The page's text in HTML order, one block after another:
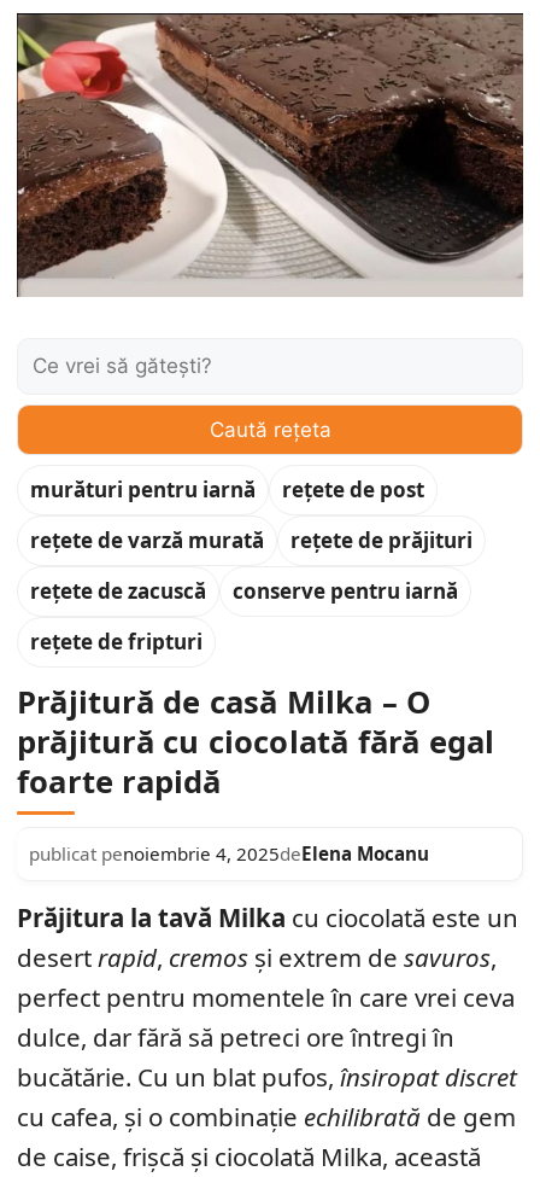
Caută:
Caută rețeta
murături pentru iarnă
rețete de post
rețete de varză murată
rețete de prăjituri
rețete de zacuscă
conserve pentru iarnă
rețete de fripturi
Prăjitură de casă Milka – O
prăjitură cu ciocolată fără egal
foarte rapidă
publicat penoiembrie 4, 2025deElena Mocanu
Prăjitura la tavă Milka cu ciocolată este un
desert rapid, cremos și extrem de savuros,
perfect pentru momentele în care vrei ceva
dulce, dar fără să petreci ore întregi în
bucătărie. Cu un blat pufos, însiropat discret
cu cafea, și o combinație echilibrată de gem
de caise, frișcă și ciocolată Milka, această